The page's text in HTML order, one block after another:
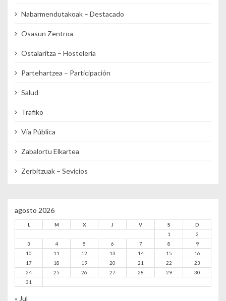
Nabarmendutakoak – Destacado
Osasun Zentroa
Ostalaritza – Hostelería
Partehartzea – Participación
Salud
Trafiko
Vía Pública
Zabalortu Elkartea
Zerbitzuak – Sevicios
agosto 2026
L M X J V S
D
1
2
3
4 5 6 7 8
9
10
11 12 13 14 15
16
17
18 19 20 21 22
23
24
25 26 27 28 29
30
31
« Jul